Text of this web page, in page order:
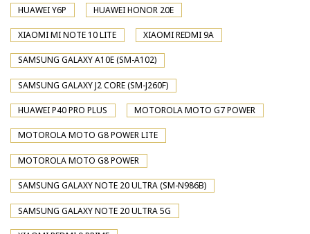
HUAWEI Y6P HUAWEI HONOR 20E
XIAOMI MI NOTE 10 LITE XIAOMI REDMI 9A
SAMSUNG GALAXY A10E (SM-A102)
SAMSUNG GALAXY J2 CORE (SM-J260F)
HUAWEI P40 PRO PLUS MOTOROLA MOTO G7 POWER
MOTOROLA MOTO G8 POWER LITE
MOTOROLA MOTO G8 POWER
SAMSUNG GALAXY NOTE 20 ULTRA (SM-N986B)
SAMSUNG GALAXY NOTE 20 ULTRA 5G